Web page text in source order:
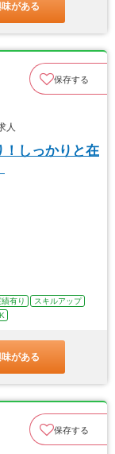
がある
保存する
人
！しっかりと在
有り
スキルアップ
がある
保存する